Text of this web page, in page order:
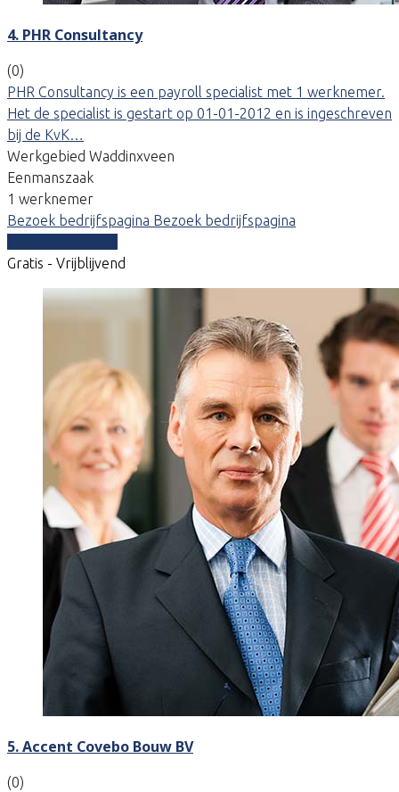
4. PHR Consultancy
(0)
PHR Consultancy is een payroll specialist met 1 werknemer.
Het de specialist is gestart op 01-01-2012 en is ingeschreven
bij de KvK…
Werkgebied Waddinxveen
Eenmanszaak
1 werknemer
Bezoek bedrijfspagina Bezoek bedrijfspagina
Gratis - Vrijblijvend
5. Accent Covebo Bouw BV
(0)